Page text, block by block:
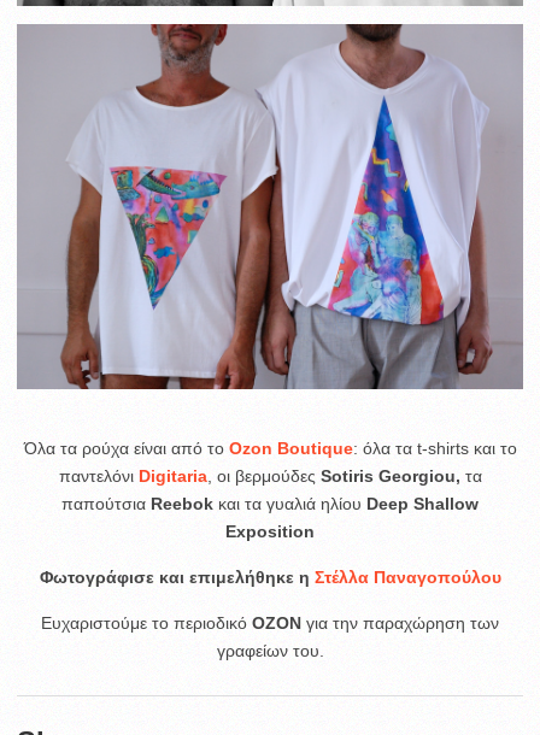
Όλα τα ρούχα είναι από το Ozon Boutique: όλα τα t-shirts και το
παντελόνι Digitaria, οι βερμούδες Sotiris Georgiou, τα
παπούτσια Reebok και τα γυαλιά ηλίου Deep Shallow
Exposition
Φωτογράφισε και επιμελήθηκε η Στέλλα Παναγοπούλου
Ευχαριστούμε το περιοδικό OZON για την παραχώρηση των
γραφείων του.